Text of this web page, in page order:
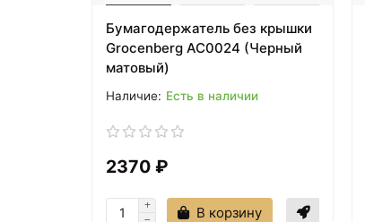
Бумагодержатель без крышки
Grocenberg AC0024 (Черный
матовый)
Есть в наличии
2370 ₽
В корзину